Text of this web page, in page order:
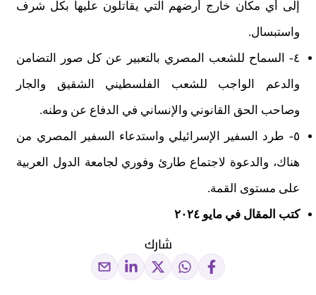
إلى أي مكان خارج أرضهم التي يقاتلون عليها بكل شرف
واستبسال.
٤- السماح للشعب المصري بالتعبير عن كل صور التضامن
والدعم الواجب للشعب الفلسطيني الشقيق والجار
وصاحب الحق القانوني والإنساني في الدفاع عن وطنه.
٥- طرد السفير الإسرائيلي واستدعاء السفير المصري من
هناك، والدعوة لاجتماع طارئ وفوري لجامعة الدول العربية
على مستوى القمة.
كتب المقال في مايو ٢٠٢٤
شارك